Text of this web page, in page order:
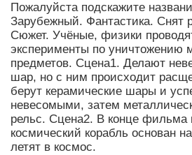
Пожалуйста подскажите
Зарубежный. Фантастика. Снят
Сюжет. Учёные, физики
эксперименты по уничтожению
предметов. Сцена1. Делают
шар, но с ним происходит
берут керамические шары и
невесомыми, затем
рельс. Сцена2. В конце фильма
космический корабль основан
летят в космос.